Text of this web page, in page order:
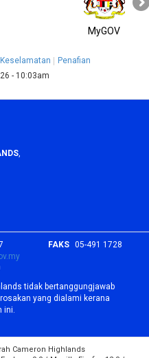
MyGOV
Penafian
- 10:03am
,
FAKS
05-491 1728
tidak bertanggungjawab
yang dialami kerana
ini.
Cameron Highlands